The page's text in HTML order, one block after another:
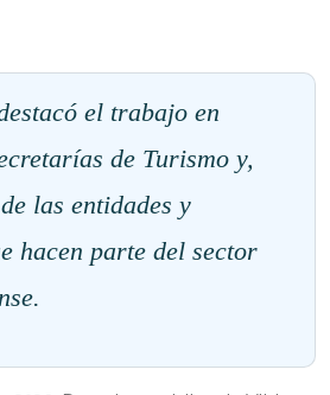
el trabajo en
de Turismo y,
las entidades y
hacen parte del sector